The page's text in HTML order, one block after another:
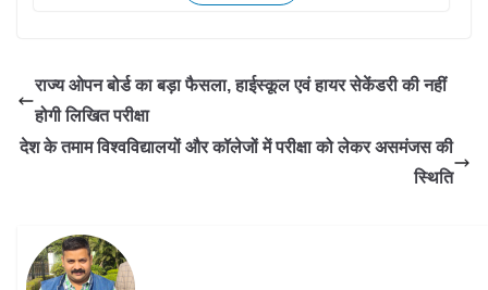
राज्य ओपन बोर्ड का बड़ा फैसला, हाईस्कूल एवं हायर सेकेंडरी की नहीं
होगी लिखित परीक्षा
देश के तमाम विश्वविद्यालयों और कॉलेजों में परीक्षा को लेकर असमंजस की
स्थिति